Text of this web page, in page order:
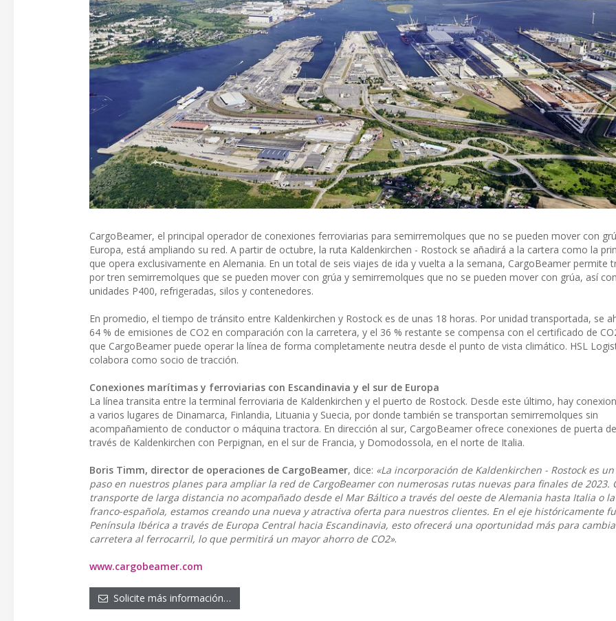
CargoBeamer, el principal operador de conexiones ferroviarias para semirremolques que no se pueden mover con
Europa, está ampliando su red. A partir de octubre, la ruta Kaldenkirchen - Rostock se añadirá a la cartera como la
que opera exclusivamente en Alemania. En un total de seis viajes de ida y vuelta a la semana, CargoBeamer permite
por tren semirremolques que se pueden mover con grúa y semirremolques que no se pueden mover con grúa, así
unidades P400, refrigeradas, silos y contenedores.
En promedio, el tiempo de tránsito entre Kaldenkirchen y Rostock es de unas 18 horas. Por unidad transportada, se
64 % de emisiones de CO2 en comparación con la carretera, y el 36 % restante se compensa con el certificado de
que CargoBeamer puede operar la línea de forma completamente neutra desde el punto de vista climático. HSL
colabora como socio de tracción.
Conexiones marítimas y ferroviarias con Escandinavia y el sur de Europa
La línea transita entre la terminal ferroviaria de Kaldenkirchen y el puerto de Rostock. Desde este último, hay
a varios lugares de Dinamarca, Finlandia, Lituania y Suecia, por donde también se transportan semirremolques sin
acompañamiento de conductor o máquina tractora. En dirección al sur, CargoBeamer ofrece conexiones de puerta
través de Kaldenkirchen con Perpignan, en el sur de Francia, y Domodossola, en el norte de Italia.
Boris Timm, director de operaciones de CargoBeamer, dice: «La incorporación de Kaldenkirchen - Rostock es
paso en nuestros planes para ampliar la red de CargoBeamer con numerosas rutas nuevas para finales de 2023.
transporte de larga distancia no acompañado desde el Mar Báltico a través del oeste de Alemania hasta Italia o
franco-española, estamos creando una nueva y atractiva oferta para nuestros clientes. En el eje históricamente
Península Ibérica a través de Europa Central hacia Escandinavia, esto ofrecerá una oportunidad más para
carretera al ferrocarril, lo que permitirá un mayor ahorro de CO2».
www.cargobeamer.com
Solicite más información…